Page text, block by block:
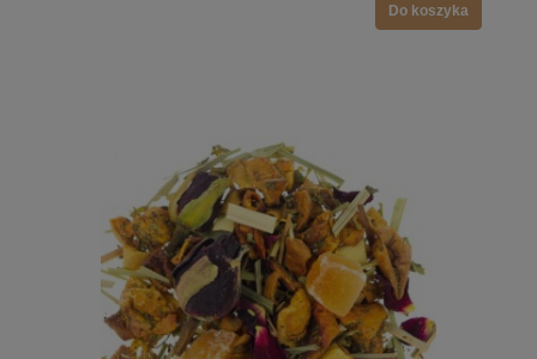
Do koszyka